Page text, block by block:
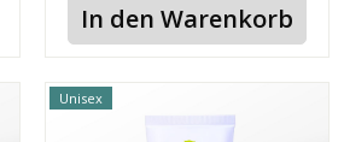
In den Warenkorb
Unisex